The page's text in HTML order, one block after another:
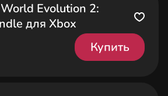
Evolution 2:
для Xbox
Купить